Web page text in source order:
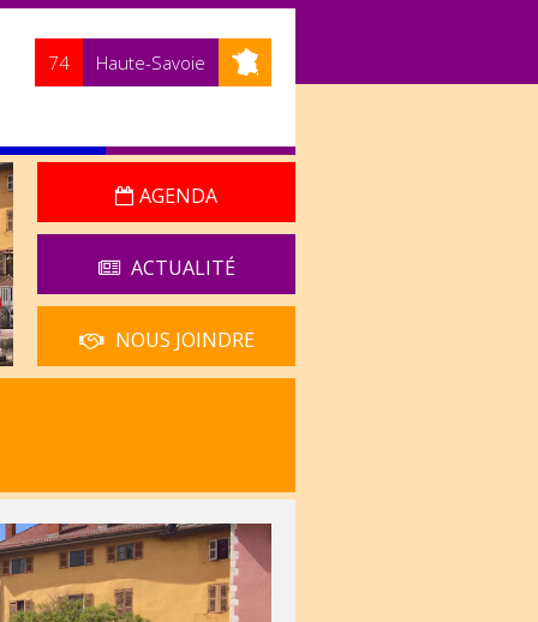
Haute-Savoie
74
AGENDA
ACTUALITÉ
NOUS JOINDRE